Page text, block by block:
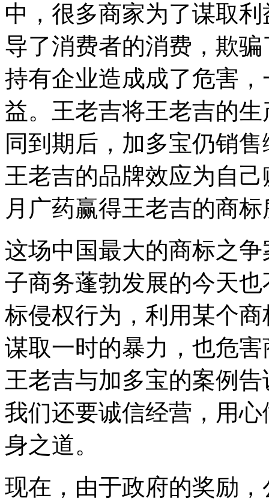
中，很多商家为了谋取
导了消费者的消费，欺
持有企业造成成了危害
益。王老吉将王老吉的
同到期后，加多宝仍销
王老吉的品牌效应为自
月广药赢得王老吉的商
这场中国最大的商标之
子商务蓬勃发展的今天
标侵权行为，利用某个
谋取一时的暴力，也危
王老吉与加多宝的案例
我们还要诚信经营，用
身之道。
现在，由于政府的奖励